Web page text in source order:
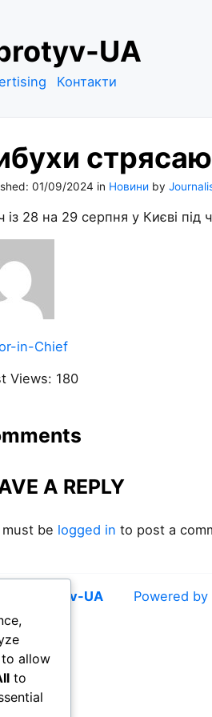
UA
Контакти
01/09/2024 in Новини by
із 28 на 29 серпня у Києві
in-Chief
Views: 180
A REPLY
must be logged in to post a
Sprotyv-UA Powered by
allow
to